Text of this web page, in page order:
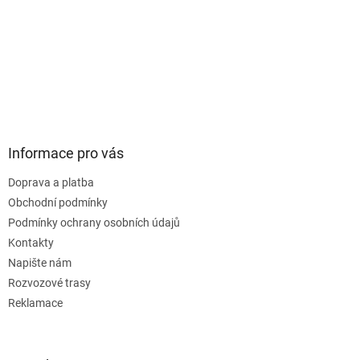
Informace pro vás
Doprava a platba
Obchodní podmínky
Podmínky ochrany osobních údajů
Kontakty
Napište nám
Rozvozové trasy
Reklamace